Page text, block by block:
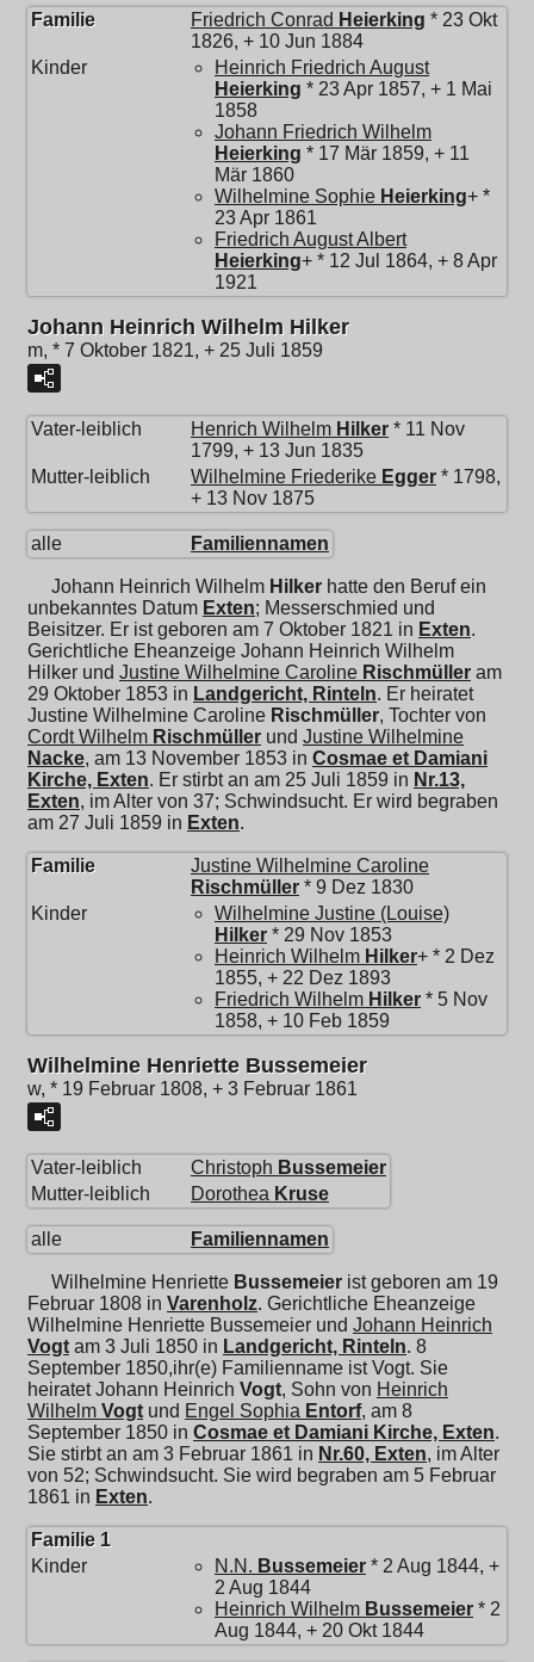
Familie Friedrich Conrad Heierking * 23 Okt
1826, + 10 Jun 1884
Kinder
Heinrich Friedrich August
Heierking * 23 Apr 1857, + 1 Mai
1858
Johann Friedrich Wilhelm
Heierking * 17 Mär 1859, + 11
Mär 1860
Wilhelmine Sophie Heierking+ *
23 Apr 1861
Friedrich August Albert
Heierking+ * 12 Jul 1864, + 8 Apr
1921
Johann Heinrich Wilhelm Hilker
m, * 7 Oktober 1821, + 25 Juli 1859
Vater-leiblich Henrich Wilhelm Hilker * 11 Nov
1799, + 13 Jun 1835
Mutter-leiblich
Wilhelmine Friederike Egger * 1798,
+ 13 Nov 1875
alle Familiennamen
Johann Heinrich Wilhelm Hilker hatte den Beruf ein
unbekanntes Datum Exten; Messerschmied und
Beisitzer. Er ist geboren am 7 Oktober 1821 in Exten.
Gerichtliche Eheanzeige Johann Heinrich Wilhelm
Hilker und Justine Wilhelmine Caroline Rischmüller am
29 Oktober 1853 in Landgericht, Rinteln. Er heiratet
Justine Wilhelmine Caroline Rischmüller, Tochter von
Cordt Wilhelm Rischmüller und Justine Wilhelmine
Nacke, am 13 November 1853 in Cosmae et Damiani
Kirche, Exten. Er stirbt an am 25 Juli 1859 in Nr.13,
Exten, im Alter von 37; Schwindsucht. Er wird begraben
am 27 Juli 1859 in Exten.
Familie
Justine Wilhelmine Caroline
Rischmüller * 9 Dez 1830
Kinder
Wilhelmine Justine (Louise)
Hilker * 29 Nov 1853
Heinrich Wilhelm Hilker+ * 2 Dez
1855, + 22 Dez 1893
Friedrich Wilhelm Hilker * 5 Nov
1858, + 10 Feb 1859
Wilhelmine Henriette Bussemeier
w, * 19 Februar 1808, + 3 Februar 1861
Vater-leiblich Christoph Bussemeier
Mutter-leiblich
Dorothea Kruse
alle Familiennamen
Wilhelmine Henriette Bussemeier ist geboren am 19
Februar 1808 in Varenholz. Gerichtliche Eheanzeige
Wilhelmine Henriette Bussemeier und Johann Heinrich
Vogt am 3 Juli 1850 in Landgericht, Rinteln. 8
September 1850,ihr(e) Familienname ist Vogt. Sie
heiratetJohann Heinrich Vogt, Sohn von Heinrich
Wilhelm Vogt und Engel Sophia Entorf, am 8
September 1850 in Cosmae et Damiani Kirche, Exten.
Sie stirbt an am 3 Februar 1861 in Nr.60, Exten, im Alter
von 52; Schwindsucht. Sie wird begraben am 5 Februar
1861 in Exten.
Familie 1
Kinder
N.N. Bussemeier * 2 Aug 1844, +
2 Aug 1844
Heinrich Wilhelm Bussemeier * 2
Aug 1844, + 20 Okt 1844